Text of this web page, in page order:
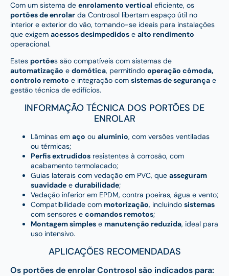
Com um sistema de enrolamento vertical eficiente, os
portões de enrolar da Controsol libertam espaço útil no
interior e exterior do vão, tornando-se ideais para instalações
que exigem acessos desimpedidos e alto rendimento
operacional.
Estes portões são compatíveis com sistemas de
automatização e domótica, permitindo operação cómoda,
controlo remoto e integração com sistemas de segurança e
gestão técnica de edifícios.
INFORMAÇÃO TÉCNICA DOS PORTÕES DE
ENROLAR
Lâminas em aço ou alumínio, com versões ventiladas
ou térmicas;
Perfis extrudidos resistentes à corrosão, com
acabamento termolacado;
Guias laterais com vedação em PVC, que asseguram
suavidade e durabilidade;
Vedação inferior em EPDM, contra poeiras, água e vento;
Compatibilidade com motorização, incluindo sistemas
com sensores e comandos remotos;
Montagem simples e manutenção reduzida, ideal para
uso intensivo.
APLICAÇÕES RECOMENDADAS
Os portões de enrolar Controsol são indicados para: